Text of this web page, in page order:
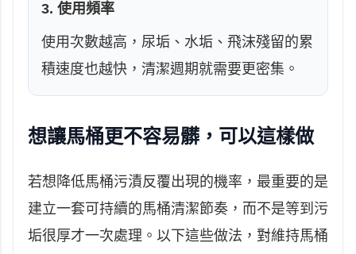
3. 使用頻率
使用次數越高，尿垢、水垢、飛沫殘留的累
積速度也越快，清潔週期就需要更密集。
想讓馬桶更不容易髒，可以這樣做
若想降低馬桶污漬反覆出現的機率，最重要的是
建立一套可持續的馬桶清潔節奏，而不是等到污
垢很厚才一次處理。以下這些做法，對維持馬桶